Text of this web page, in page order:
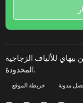
للألياف الزجاجية
المحدودة.
خريطة الموقع مدونة